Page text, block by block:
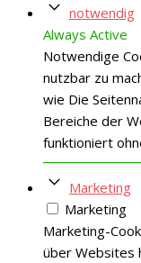
notwendig
Always Active
Notwendige
nutzbar zu
wie Die
Bereiche der
funktioniert
Marketing
Marketing
Marketing-
über Websites